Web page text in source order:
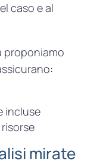
caso e al
proponiamo
incluse
mirate